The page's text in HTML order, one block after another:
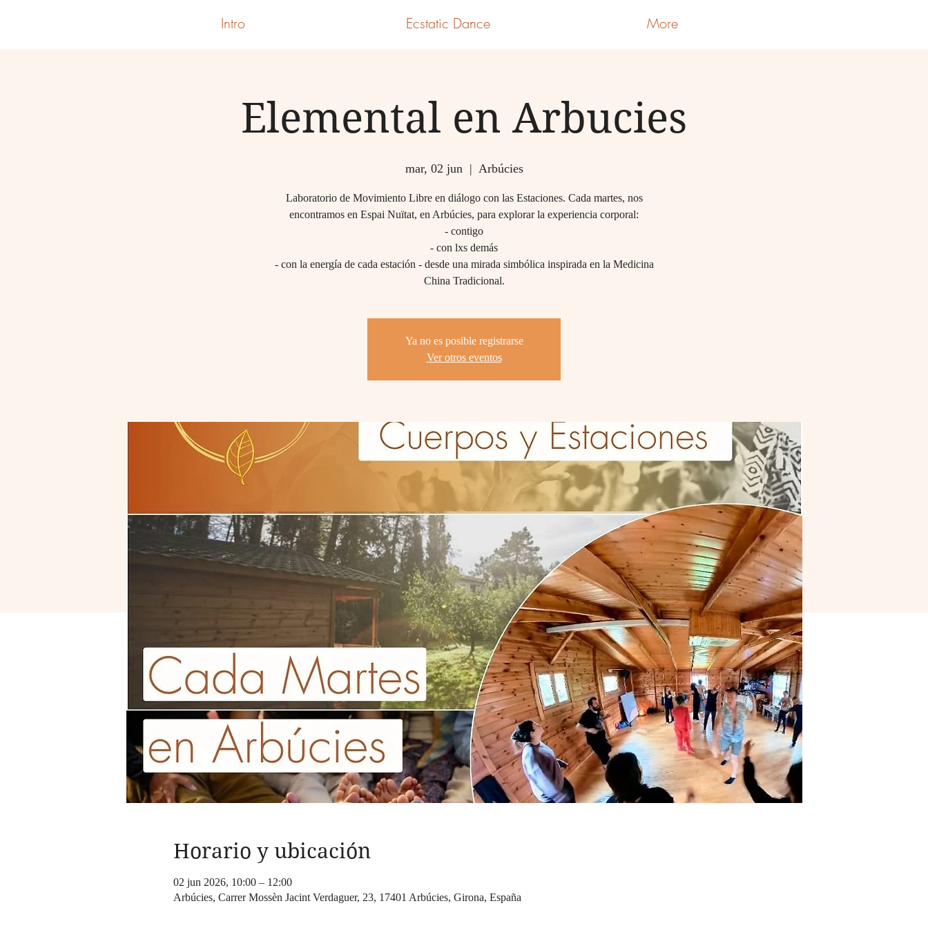
Intro Ecstatic Dance More
Elemental en Arbucies
mar, 02 jun
  |
Arbúcies
Laboratorio de Movimiento Libre en diálogo con las Estaciones. Cada martes, nos
encontramos en Espai Nuïtat, en Arbúcies, para explorar la experiencia corporal:
- contigo
- con lxs demás
- con la energía de cada estación - desde una mirada simbólica inspirada en la Medicina
China Tradicional.
Ya no es posible registrarse
Ver otros eventos
Horario y ubicación
02 jun 2026, 10:00 – 12:00
Arbúcies, Carrer Mossèn Jacint Verdaguer, 23, 17401 Arbúcies, Girona, España